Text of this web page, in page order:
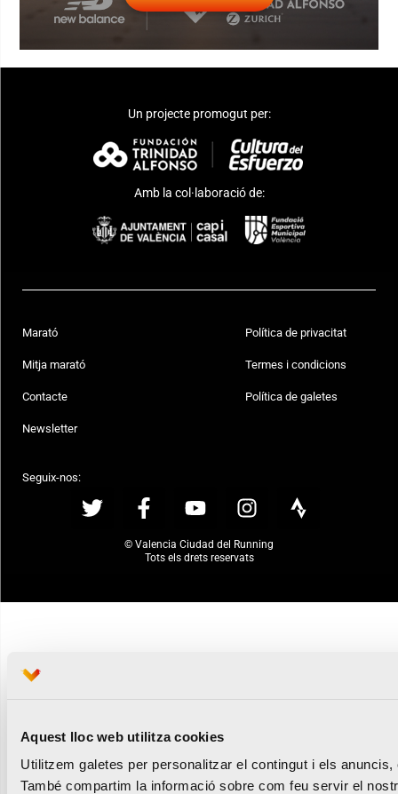
Aquest lloc web utilitza cookies
Utilitzem galetes per personalitzar el contingut i els
També compartim la informació sobre com feu servir el
Un projecte promogut per:
Amb la col·laboració de:
Marató
Mitja marató
Contacte
Newsletter
Política de privacitat
Termes i condicions
Política de galetes
Seguix-nos:
© Valencia Ciudad del Running
Tots els drets reservats